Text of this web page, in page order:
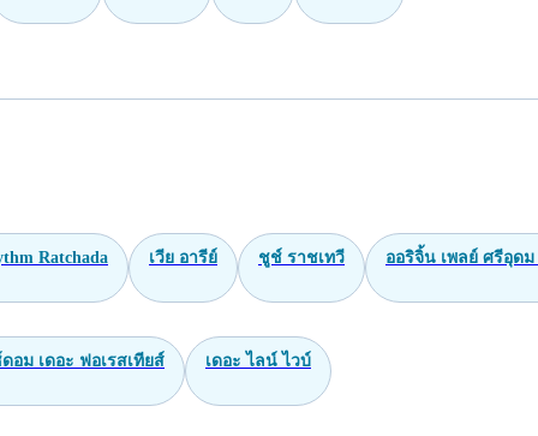
Ratchada เวีย อารีย์ ชูช์ ราชเทวี ออริจิ้น เพลย์ ศรีอุด
อม เดอะ ฟอเรสเทียส์ เดอะ ไลน์ ไวบ์